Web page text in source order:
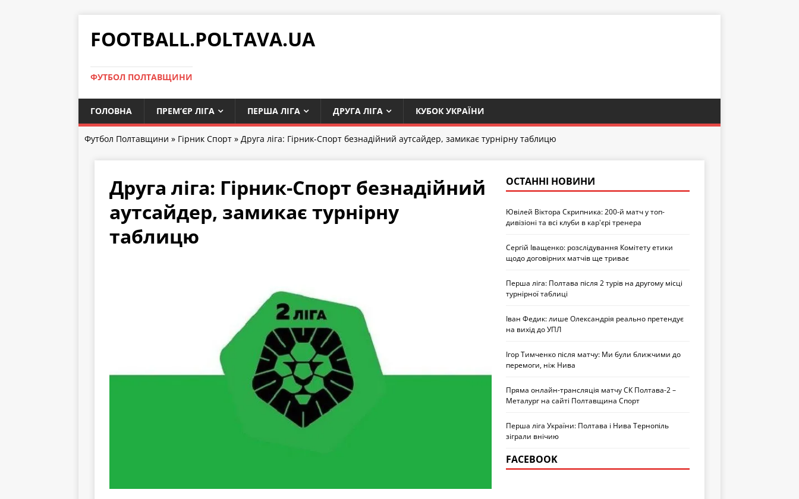
FOOTBALL.POLTAVA.UA
ФУТБОЛ ПОЛТАВЩИНИ
ГОЛОВНА ПРЕМ’ЄР ЛІГА ПЕРША ЛІГА ДРУГА ЛІГА КУБОК УКРАЇНИ
Футбол Полтавщини » Гірник Спорт » Друга ліга: Гірник-Спорт безнадійний аутсайдер, замикає турнірну таблицю
Друга ліга: Гірник-Спорт безнадійний
аутсайдер, замикає турнірну
таблицю
ОСТАННІ НОВИНИ
Ювілей Віктора Скрипника: 200-й матч у топ-
дивізіоні та всі клуби в кар'єрі тренера
Сергій Іващенко: розслідування Комітету етики
щодо договірних матчів ще триває
Перша ліга: Полтава після 2 турів на другому місці
турнірної таблиці
Іван Федик: лише Олександрія реально претендує
на вихід до УПЛ
Ігор Тимченко після матчу: Ми були ближчими до
перемоги, ніж Нива
Пряма онлайн-трансляція матчу СК Полтава-2 –
Металург на сайті Полтавщина Спорт
Перша ліга України: Полтава і Нива Тернопіль
зіграли внічию
FACEBOOK